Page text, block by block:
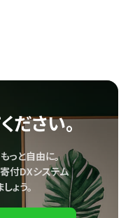
ださい。
っと自由に。
付DXシステム
ょう。